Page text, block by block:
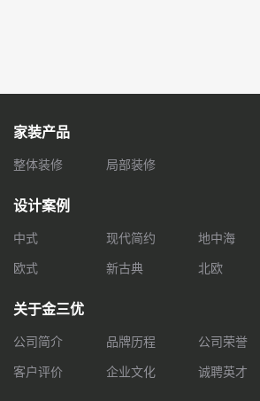
家装产品
整体装修 局部装修
设计案例
中式 现代简约 地中海
欧式
新古典 北欧
关于金三优
公司简介 品牌历程 公司荣誉
客户评价
企业文化 诚聘英才